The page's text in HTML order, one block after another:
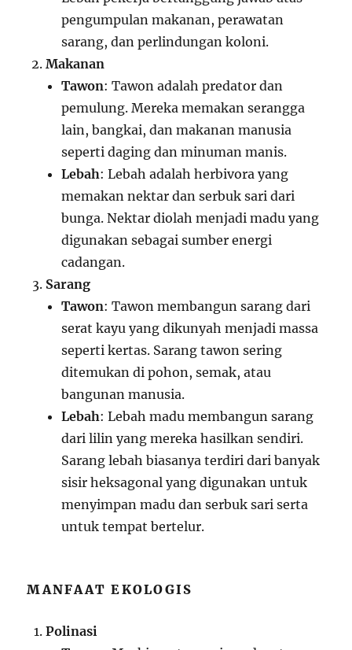
pengumpulan makanan, perawatan
sarang, dan perlindungan koloni.
Makanan
Tawon: Tawon adalah predator dan
pemulung. Mereka memakan serangga
lain, bangkai, dan makanan manusia
seperti daging dan minuman manis.
Lebah: Lebah adalah herbivora yang
memakan nektar dan serbuk sari dari
bunga. Nektar diolah menjadi madu yang
digunakan sebagai sumber energi
cadangan.
Sarang
Tawon: Tawon membangun sarang dari
serat kayu yang dikunyah menjadi massa
seperti kertas. Sarang tawon sering
ditemukan di pohon, semak, atau
bangunan manusia.
Lebah: Lebah madu membangun sarang
dari lilin yang mereka hasilkan sendiri.
Sarang lebah biasanya terdiri dari banyak
sisir heksagonal yang digunakan untuk
menyimpan madu dan serbuk sari serta
untuk tempat bertelur.
MANFAAT EKOLOGIS
Polinasi